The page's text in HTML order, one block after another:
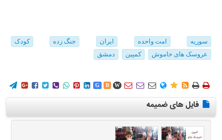
سوریه امت واحده ایران جنگ زده
کودک
عروسک های خاموش
کمپین دمشق
        G B W        
فایل های ضمیمه